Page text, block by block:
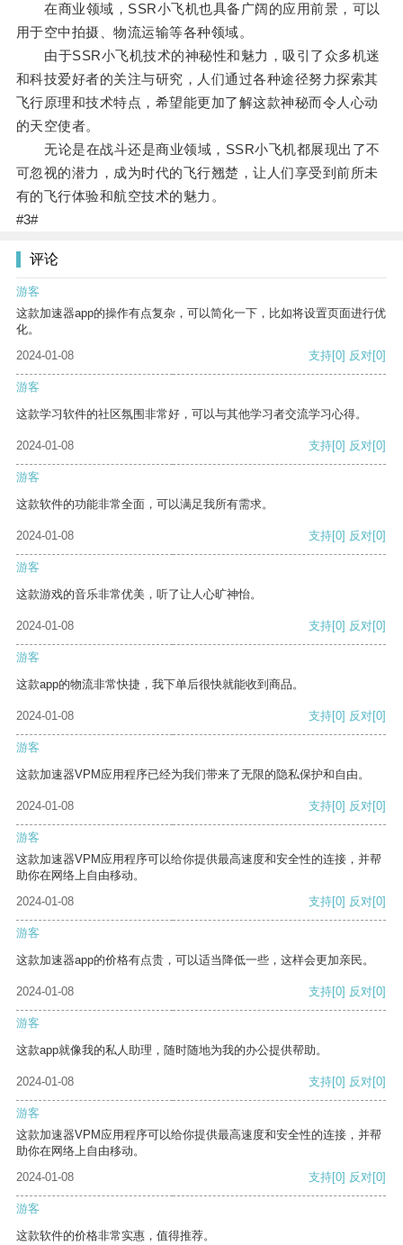
在商业领域，SSR小飞机也具备广阔的应用前景，可以
用于空中拍摄、物流运输等各种领域。
由于SSR小飞机技术的神秘性和魅力，吸引了众多机迷
和科技爱好者的关注与研究，人们通过各种途径努力探索其
飞行原理和技术特点，希望能更加了解这款神秘而令人心动
的天空使者。
无论是在战斗还是商业领域，SSR小飞机都展现出了不
可忽视的潜力，成为时代的飞行翘楚，让人们享受到前所未
有的飞行体验和航空技术的魅力。
#3#
评论
游客
这款加速器app的操作有点复杂，可以简化一下，比如将设置页面进行优
化。
2024-01-08
支持[0] 反对[0]
游客
这款学习软件的社区氛围非常好，可以与其他学习者交流学习心得。
2024-01-08 支持[0] 反对[0]
游客
这款软件的功能非常全面，可以满足我所有需求。
2024-01-08 支持[0] 反对[0]
游客
这款游戏的音乐非常优美，听了让人心旷神怡。
2024-01-08 支持[0] 反对[0]
游客
这款app的物流非常快捷，我下单后很快就能收到商品。
2024-01-08 支持[0] 反对[0]
游客
这款加速器VPM应用程序已经为我们带来了无限的隐私保护和自由。
2024-01-08 支持[0] 反对[0]
游客
这款加速器VPM应用程序可以给你提供最高速度和安全性的连接，并帮
助你在网络上自由移动。
2024-01-08
支持[0] 反对[0]
游客
这款加速器app的价格有点贵，可以适当降低一些，这样会更加亲民。
2024-01-08 支持[0] 反对[0]
游客
这款app就像我的私人助理，随时随地为我的办公提供帮助。
2024-01-08 支持[0] 反对[0]
游客
这款加速器VPM应用程序可以给你提供最高速度和安全性的连接，并帮
助你在网络上自由移动。
2024-01-08
支持[0] 反对[0]
游客
这款软件的价格非常实惠，值得推荐。